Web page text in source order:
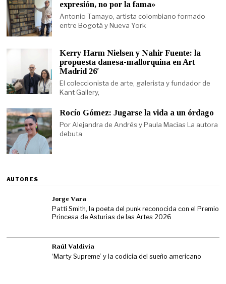
expresión, no por la fama»
Antonio Tamayo, artista colombiano formado
entre Bogotá y Nueva York
Kerry Harm Nielsen y Nahir Fuente: la
propuesta danesa-mallorquina en Art
Madrid 26′
El coleccionista de arte, galerista y fundador de
Kant Gallery,
Rocío Gómez: Jugarse la vida a un órdago
Por Alejandra de Andrés y Paula Macías La autora
debuta
AUTORES
Jorge Vara
Patti Smith, la poeta del punk reconocida con el Premio
Princesa de Asturias de las Artes 2026
Raúl Valdivia
‘Marty Supreme’ y la codicia del sueño americano